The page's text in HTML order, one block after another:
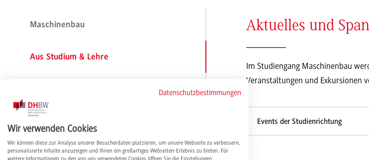
Maschinenbau
Aus Studium & Lehre
Allgemeiner Maschinenbau
Konstruktion und Entwicklung
Aktuelles und
Im Studiengang Maschinenbau
Veranstaltungen und Exkursionen
Events der Studienrichtung
Datenschutzbestimmungen
Wir verwenden Cookies
Wir können diese zur Analyse unserer Besucherdaten platzieren, um unsere Webseite zu verbessern,
personalisierte Inhalte anzuzeigen und Ihnen ein großartiges Webseiten-Erlebnis zu bieten. Für
weitere Informationen zu den von uns verwendeten Cookies öffnen Sie die Einstellungen.